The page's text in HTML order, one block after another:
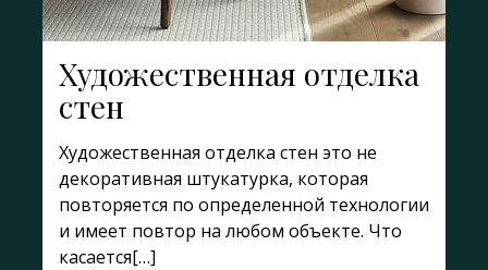
Художественная отделка
стен
Художественная отделка стен это не
декоративная штукатурка, которая
повторяется по определенной технологии
и имеет повтор на любом объекте. Что
касается[…]